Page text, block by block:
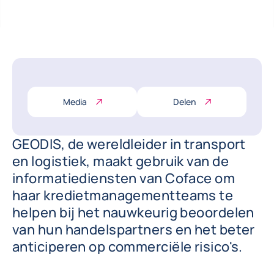
Media Delen
GEODIS, de wereldleider in transport
en logistiek, maakt gebruik van de
informatiediensten van Coface om
haar kredietmanagementteams te
helpen bij het nauwkeurig beoordelen
van hun handelspartners en het beter
anticiperen op commerciële risico's.